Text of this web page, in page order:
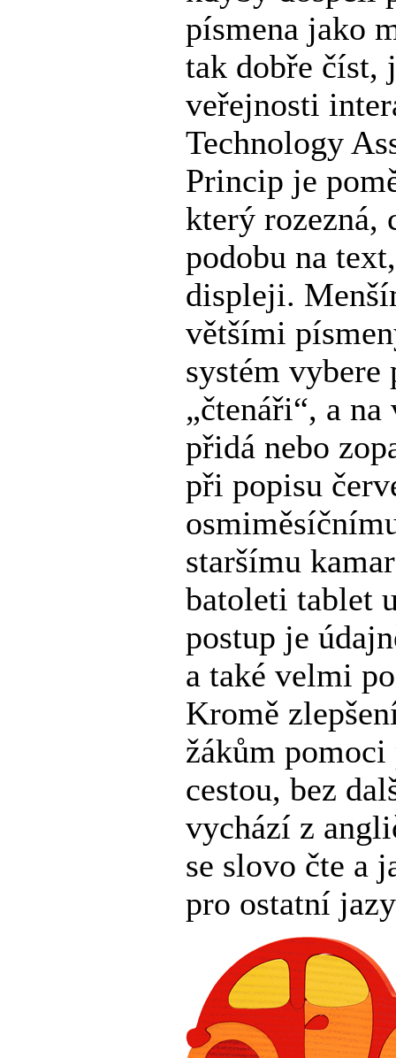
písmena jako
tak dobře číst,
veřejnosti
Technology
Princip je
který rozezná,
podobu na
displeji.
většími
systém
„čtenáři“, a
přidá nebo
při popisu
staršímu
batoleti tablet
postup je
a také velmi
Kromě
žákům
cestou, bez
vychází z
se slovo čte a
pro ostatní